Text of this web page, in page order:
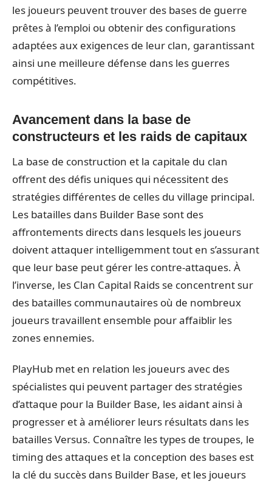
les joueurs peuvent trouver des bases de guerre
prêtes à l’emploi ou obtenir des configurations
adaptées aux exigences de leur clan, garantissant
ainsi une meilleure défense dans les guerres
compétitives.
Avancement dans la base de
constructeurs et les raids de capitaux
La base de construction et la capitale du clan
offrent des défis uniques qui nécessitent des
stratégies différentes de celles du village principal.
Les batailles dans Builder Base sont des
affrontements directs dans lesquels les joueurs
doivent attaquer intelligemment tout en s’assurant
que leur base peut gérer les contre-attaques. À
l’inverse, les Clan Capital Raids se concentrent sur
des batailles communautaires où de nombreux
joueurs travaillent ensemble pour affaiblir les
zones ennemies.
PlayHub met en relation les joueurs avec des
spécialistes qui peuvent partager des stratégies
d’attaque pour la Builder Base, les aidant ainsi à
progresser et à améliorer leurs résultats dans les
batailles Versus. Connaître les types de troupes, le
timing des attaques et la conception des bases est
la clé du succès dans Builder Base, et les joueurs